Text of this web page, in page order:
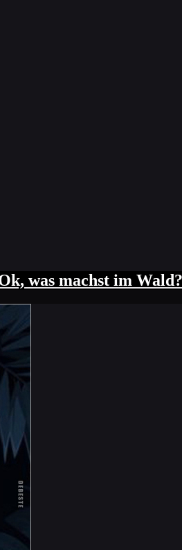
was machst im